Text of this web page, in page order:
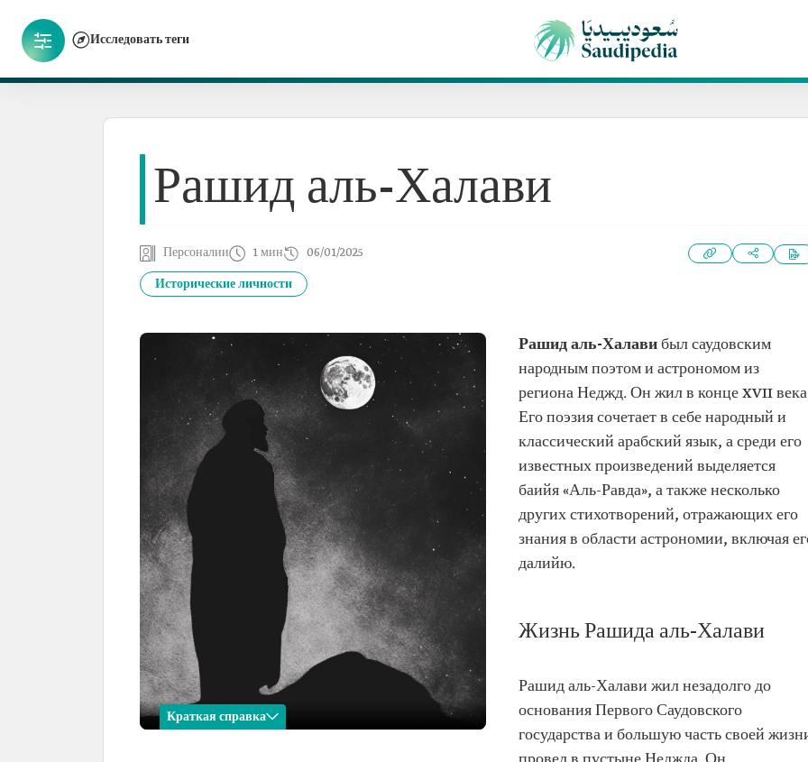
Исследовать теги
Рашид аль-Халави
Персоналии 1 мин 06/01/2025
Исторические личности
Краткая справка
Рашид аль-Халавибыл саудовским
народным поэтом и астрономом из
региона Неджд. Он жил в конце XVII
Его поэзия сочетает в себе народный и
классический арабский язык, а среди его
известных произведений выделяется
баийя «Аль-Равда», а также несколько
других стихотворений, отражающих его
знания в области астрономии, включая
далийю.
Жизнь Рашида аль-Халави
Рашид аль-Халави жил незадолго до
основания Первого Саудовского
государства и большую часть своей